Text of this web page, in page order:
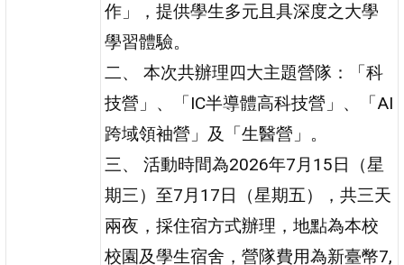
作」，提供學生多元且具深度之大學
學習體驗。
二、 本次共辦理四大主題營隊：「科
技營」、「IC半導體高科技營」、「AI
跨域領袖營」及「生醫營」。
三、 活動時間為2026年7月15日（星
期三）至7月17日（星期五），共三天
兩夜，採住宿方式辦理，地點為本校
校園及學生宿舍，營隊費用為新臺幣7,